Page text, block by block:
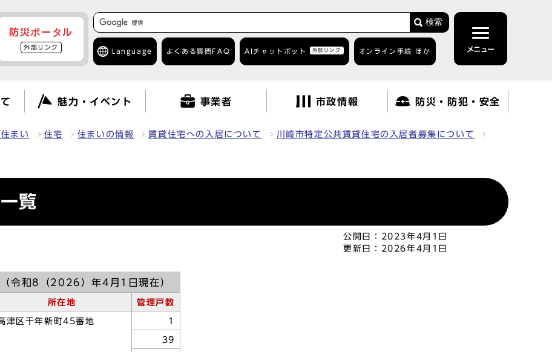
防災ポータル
外部リンク
検索
Language よくある質問 FAQ AIチャットボット 外部リンク オンライン手続 ほか メニュー
魅力・イベント 事業者 市政情報 防災・防犯・安全
まい 住宅 住まいの情報 賃貸住宅への入居について 川崎市特定公共賃貸住宅の入居者募集について
覧
公開日：
2023年4月1日
更新日：
2026年4月1日
令和8（2026）年4月1日現在）
所在地 管理戸数
津区千年新町45番地 1
39